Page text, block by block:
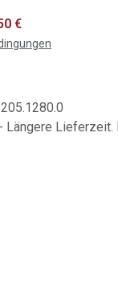
€
Längere